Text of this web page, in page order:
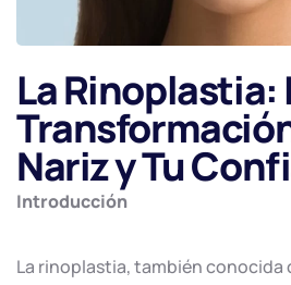
La Rinoplastia:
Nariz y Tu
Introducción
La rinoplastia, también conocida